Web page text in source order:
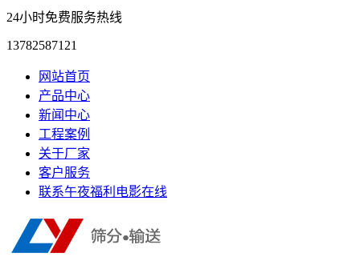
24小时免费服务热线
13782587121
网站首页
产品中心
新闻中心
工程案例
关于厂家
客户服务
联系午夜福利电影在线